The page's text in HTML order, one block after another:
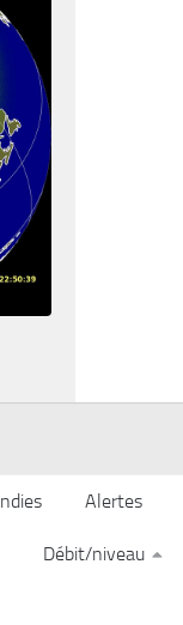
Alertes
Débit/niveau